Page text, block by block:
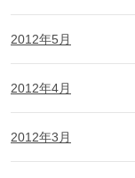
2012年5月
2012年4月
2012年3月